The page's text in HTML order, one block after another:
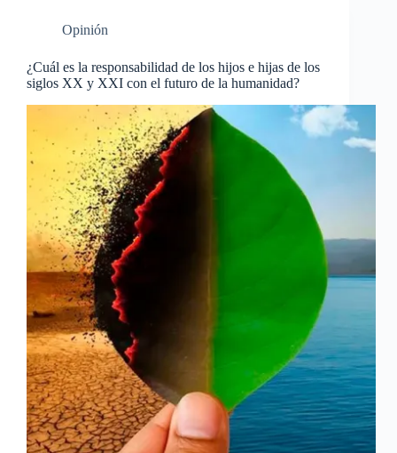
Opinión
¿Cuál es la responsabilidad de los hijos e hijas de los
siglos XX y XXI con el futuro de la humanidad?